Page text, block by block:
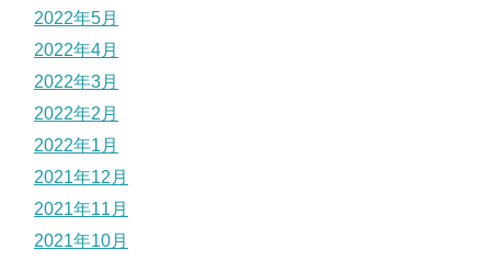
2022年5月
2022年4月
2022年3月
2022年2月
2022年1月
2021年12月
2021年11月
2021年10月